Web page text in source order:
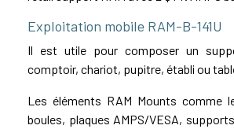
Exploitation mobile RAM-B-141U
Il est utile pour composer un
comptoir, chariot, pupitre, établi ou
Les éléments RAM Mounts comme
boules, plaques AMPS/VESA,